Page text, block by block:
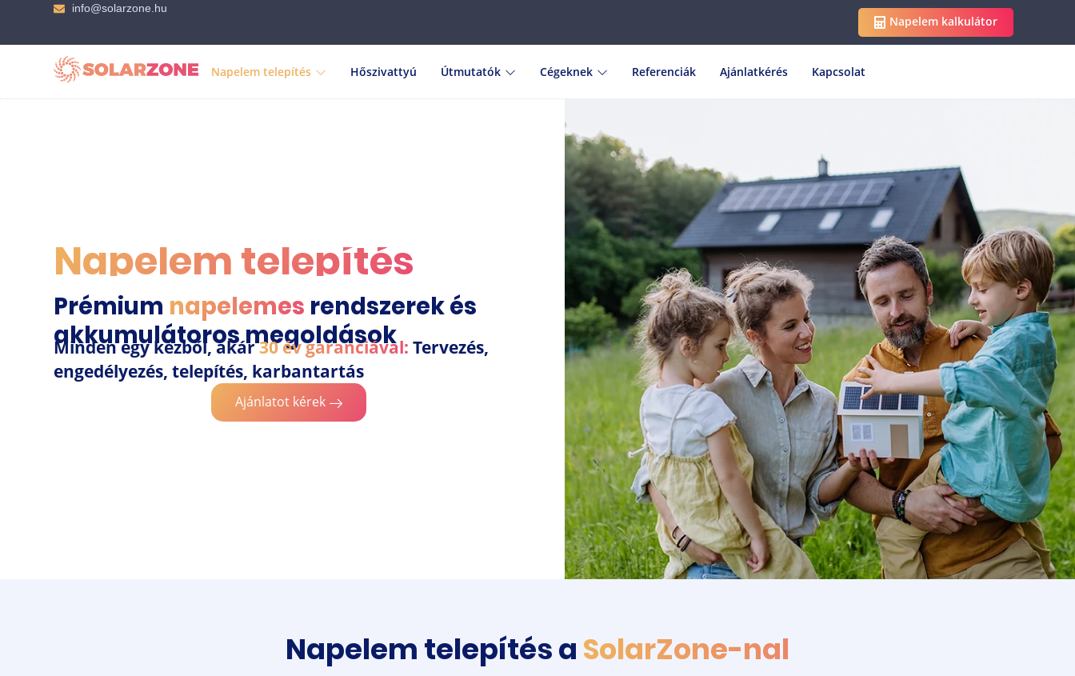
info@solarzone.hu
Napelem kalkulátor
Napelem telepítés Hőszivattyú Útmutatók Cégeknek Referenciák Ajánlatkérés Kapcsolat
Napelem telepítés
Prémium napelemes rendszerek és
akkumulátoros megoldások
Minden egy kézből, akár30 év garanciával: Tervezés,
engedélyezés, telepítés, karbantartás
Ajánlatot kérek
Napelem telepítés a SolarZone-nal